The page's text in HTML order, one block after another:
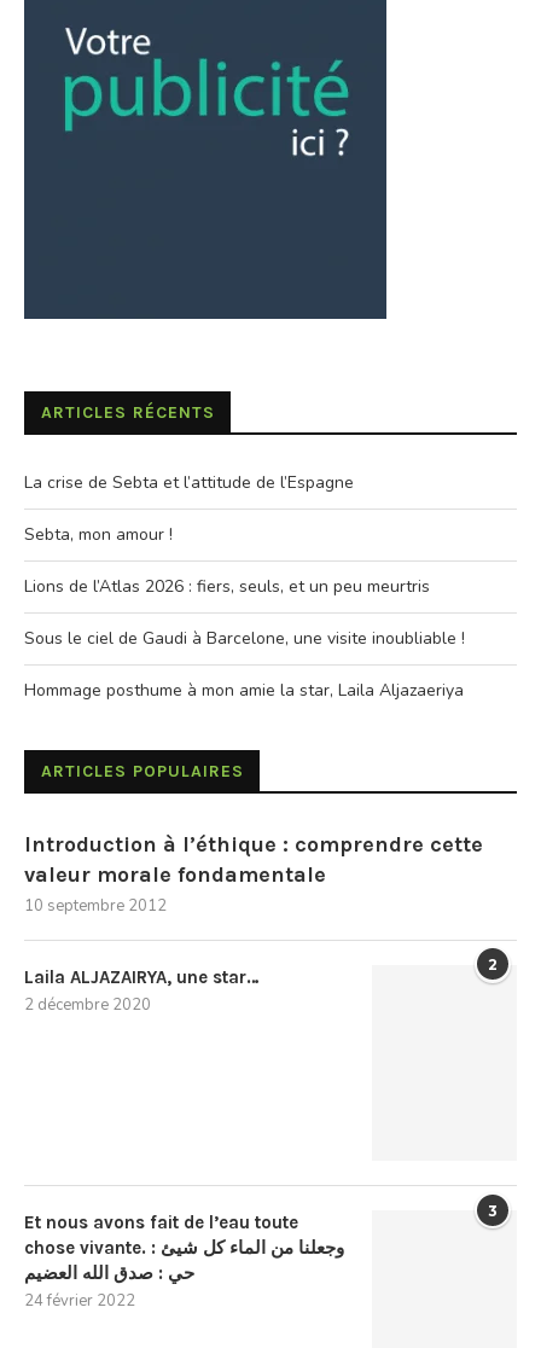
ARTICLES RÉCENTS
La crise de Sebta et l’attitude de l’Espagne
Sebta, mon amour !
Lions de l’Atlas 2026 : fiers, seuls, et un peu meurtris
Sous le ciel de Gaudi à Barcelone, une visite inoubliable !
Hommage posthume à mon amie la star, Laila Aljazaeriya
ARTICLES POPULAIRES
Introduction à l’éthique : comprendre cette
valeur morale fondamentale
10 septembre 2012
2
Laila ALJAZAIRYA, une star…
2 décembre 2020
3
Et nous avons fait de l’eau toute
chose vivante. : وجعلنا من الماء كل شيئ
حي : صدق الله العضيم
24 février 2022